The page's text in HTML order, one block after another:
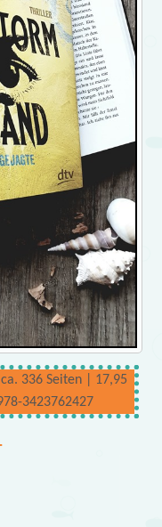
336 Seiten | 17,95
3423762427